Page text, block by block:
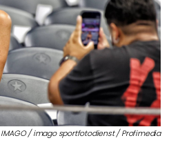
IMAGO / imago sportfotodienst / Profimedia